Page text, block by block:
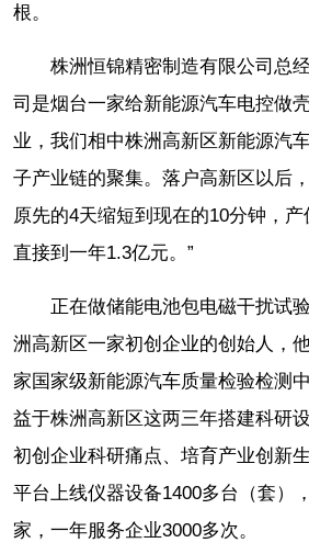
根。
株洲恒锦精密制造有限公司总
司是烟台一家给新能源汽车电控做
业，我们相中株洲高新区新能源汽
子产业链的聚集。落户高新区以后
原先的4天缩短到现在的10分钟，
直接到一年1.3亿元。”
正在做储能电池包电磁干扰试
洲高新区一家初创企业的创始人，
家国家级新能源汽车质量检验检测
益于株洲高新区这两三年搭建科研
初创企业科研痛点、培育产业创新
平台上线仪器设备1400多台（套）
家，一年服务企业3000多次。